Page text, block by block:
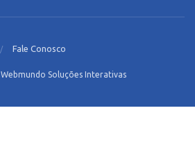
Fale Conosco
Webmundo Soluções Interativas